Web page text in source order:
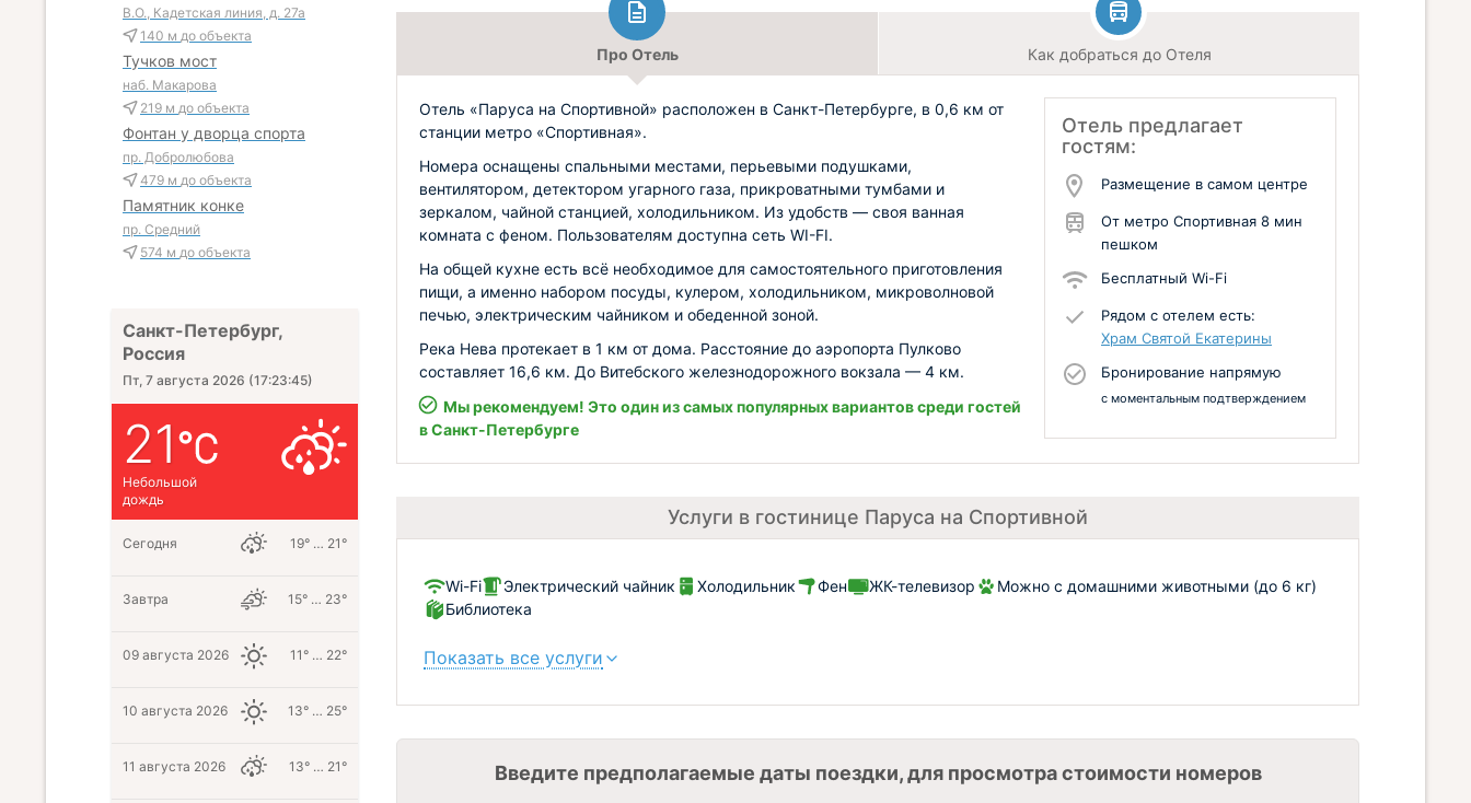
Про Отель Как добраться до Отеля
Отель предлагает
гостям:
Размещение в самом центре
От метро Спортивная 8 мин
пешком
Бесплатный Wi-Fi
Рядом с отелем есть:
Храм Святой Екатерины
Бронирование напрямую
с моментальным подтверждением
Отель «Паруса на Спортивной» расположен в Санкт-Петербурге, в 0,6 км от
станции метро «Спортивная».
Номера оснащены спальными местами, перьевыми подушками,
вентилятором, детектором угарного газа, прикроватными тумбами и
зеркалом, чайной станцией, холодильником. Из удобств — своя ванная
комната с феном. Пользователям доступна сеть WI-FI.
На общей кухне есть всё необходимое для самостоятельного приготовления
пищи, а именно набором посуды, кулером, холодильником, микроволновой
печью, электрическим чайником и обеденной зоной.
Река Нева протекает в 1 км от дома. Расстояние до аэропорта Пулково
составляет 16,6 км. До Витебского железнодорожного вокзала — 4 км.
Мы рекомендуем! Это один из самых популярных вариантов среди гостей
в Санкт-Петербурге
Услуги в гостинице Паруса на Спортивной
Wi-Fi Электрический чайник Холодильник Фен ЖК-телевизор
Можно с домашними животными (до 6 кг)
Библиотека
Показать все услуги
Введите предполагаемые даты поездки, для просмотра стоимости номеров
В.О., Кадетская линия, д. 27а
140 м до объекта
Тучков мост
наб. Макарова
219 м до объекта
Фонтан у дворца спорта
пр. Добролюбова
479 м до объекта
Памятник конке
пр. Средний
574 м до объекта
Санкт-Петербург,
Россия
Пт, 7 августа 2026 (17:23:46)
21
Небольшой
дождь
Сегодня 19° … 21°
Завтра 15° … 23°
09 августа 2026 11° … 22°
10 августа 2026 13° … 25°
11 августа 2026 13° … 21°